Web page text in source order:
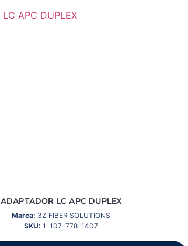
ADAPTADOR LC APC DUPLEX
Marca: 3Z FIBER SOLUTIONS
SKU: 1-107-778-1407